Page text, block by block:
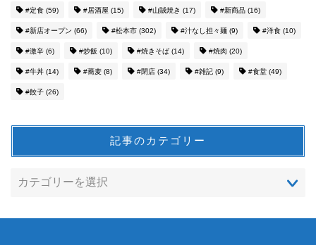
#定食 (59) #居酒屋 (15) #山賊焼き (17) #新商品 (16)
#新店オープン (66) #松本市 (302) #汁なし担々麺 (9) #洋食 (10)
#激辛 (6) #炒飯 (10) #焼きそば (14) #焼肉 (20)
#牛丼 (14) #蕎麦 (8) #閉店 (34) #雑記 (9) #食堂 (49)
#餃子 (26)
記事のカテゴリー